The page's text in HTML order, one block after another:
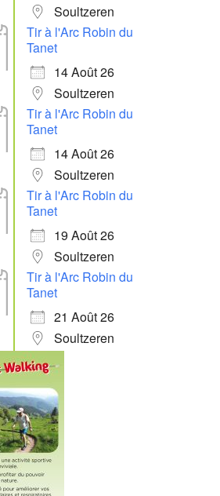
Soultzeren
Tir à l'Arc Robin du
Tanet
14 Août 26
Soultzeren
Tir à l'Arc Robin du
Tanet
14 Août 26
Soultzeren
Tir à l'Arc Robin du
Tanet
19 Août 26
Soultzeren
Tir à l'Arc Robin du
Tanet
21 Août 26
Soultzeren